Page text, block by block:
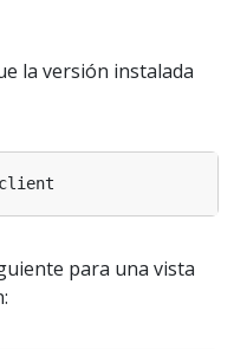
la versión instalada
para una vista